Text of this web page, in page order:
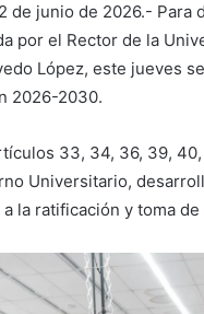
de junio de 2026.-
por el Rector de la
López, este jueves
2026-2030.
33, 34, 36, 39,
Universitario,
la ratificación y toma